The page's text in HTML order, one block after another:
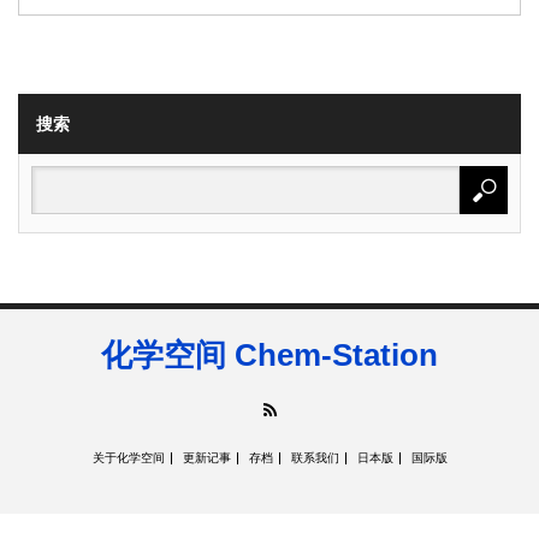
搜索
化学空间 Chem-Station
关于化学空间 更新记事 存档 联系我们 日本版 国际版